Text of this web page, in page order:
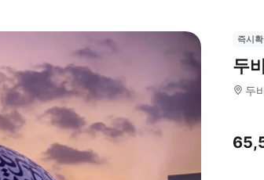
즉시
두
두